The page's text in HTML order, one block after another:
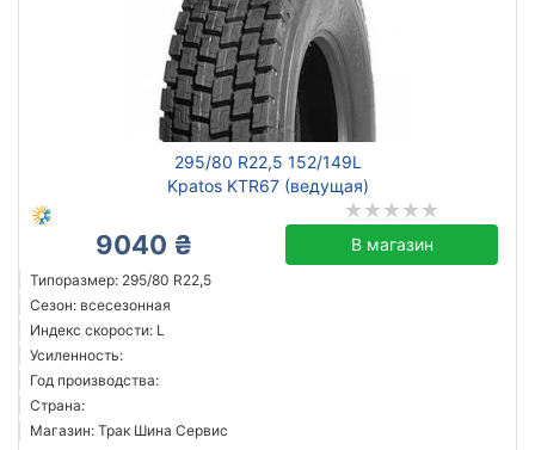
295/80 R22,5 152/149L
Kpatos KTR67 (ведущая)
9040 ₴ В магазин
Типоразмер: 295/80 R22,5
Сезон: всесезонная
Индекс скорости: L
Усиленность:
Год производства:
Страна:
Магазин: Трак Шина Сервис